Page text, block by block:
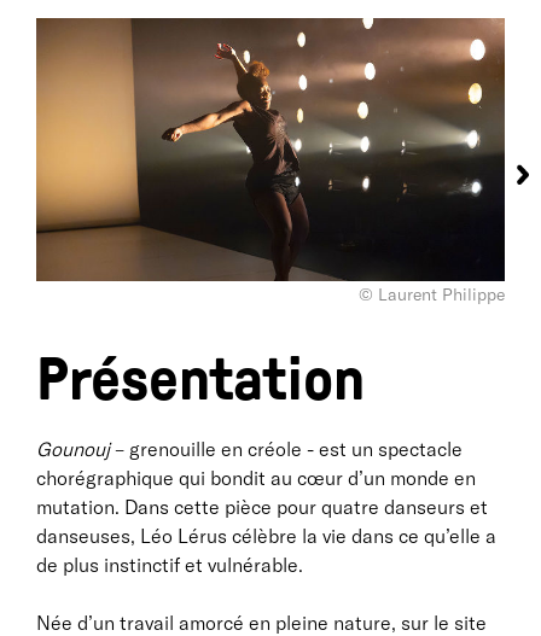
© Laurent Philippe
Présentation
Gounouj– grenouille en créole - est un spectacle
chorégraphique qui bondit au cœur d’un monde en
mutation. Dans cette pièce pour quatre danseurs et
danseuses, Léo Lérus célèbre la vie dans ce qu’elle a
de plus instinctif et vulnérable.
Née d’un travail amorcé en pleine nature, sur le site